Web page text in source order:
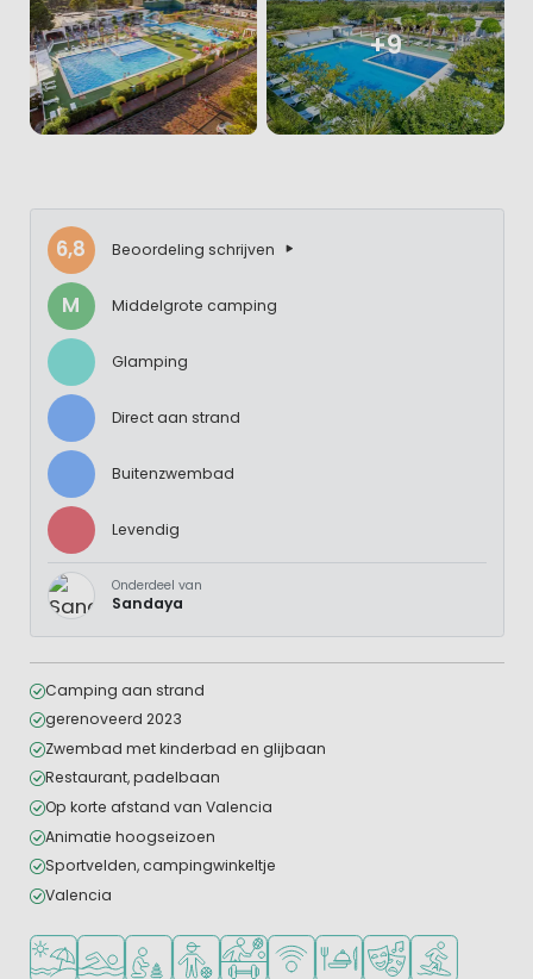
+9
6,8 Beoordeling schrijven
M Middelgrote camping
Glamping
Direct aan strand
Buitenzwembad
Levendig
Onderdeel van
Sandaya
Camping aan strand
gerenoveerd 2023
Zwembad met kinderbad en glijbaan
Restaurant, padelbaan
Op korte afstand van Valencia
Animatie hoogseizoen
Sportvelden, campingwinkeltje
Valencia
Ligt bij strand en zee
Openlucht zwembad
Aanbevolen voor jonge kinderen
Aanbevolen voor tieners
Veel mogelijkheden om te sporten
WiFi beschikbaar
Restaurant of pizzeria